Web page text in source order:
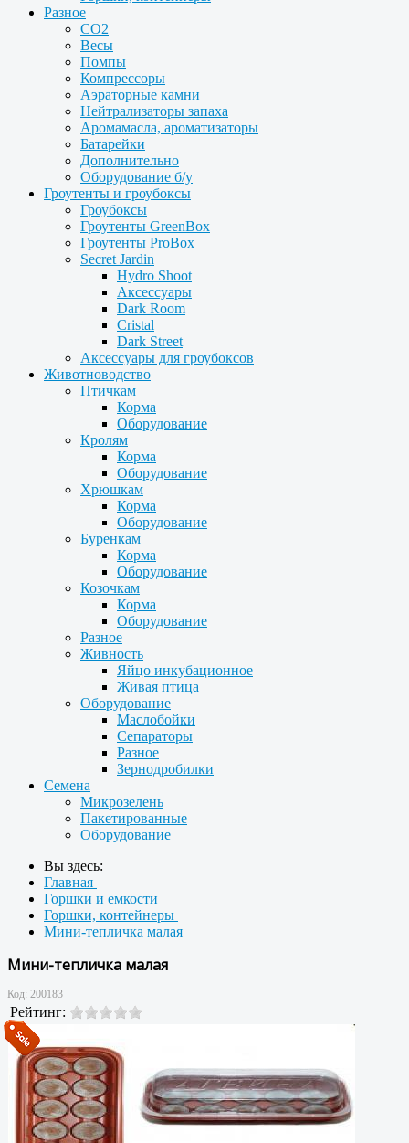
Разное
CO2
Весы
Помпы
Компрессоры
Аэраторные камни
Нейтрализаторы запаха
Аромамасла, ароматизаторы
Батарейки
Дополнительно
Оборудование б/у
Гроутенты и гроубоксы
Гроубоксы
Гроутенты GreenBox
Гроутенты ProBox
Secret Jardin
Hydro Shoot
Аксессуары
Dark Room
Cristal
Dark Street
Аксессуары для гроубоксов
Животноводство
Птичкам
Корма
Оборудование
Кролям
Корма
Оборудование
Хрюшкам
Корма
Оборудование
Буренкам
Корма
Оборудование
Козочкам
Корма
Оборудование
Разное
Живность
Яйцо инкубационное
Живая птица
Оборудование
Маслобойки
Сепараторы
Разное
Зернодробилки
Семена
Микрозелень
Пакетированные
Оборудование
Вы здесь:
Главная
Горшки и емкости
Горшки, контейнеры
Мини-тепличка малая
Мини-тепличка малая
Код: 200183
Рейтинг: